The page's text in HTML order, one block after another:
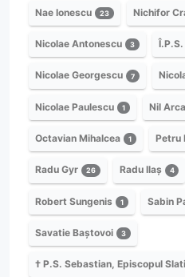
Nae Ionescu 23 Nichifor
Nicolae Antonescu 3
Nicolae Georgescu 7
Nicolae Paulescu 1 Nil
Octavian Mihalcea 1 Petru
Radu Gyr 26 Radu Ilaș 4
Robert Sungenis 1 Sabin
Savatie Baștovoi 3
† P.S. Sebastian, Episcopul